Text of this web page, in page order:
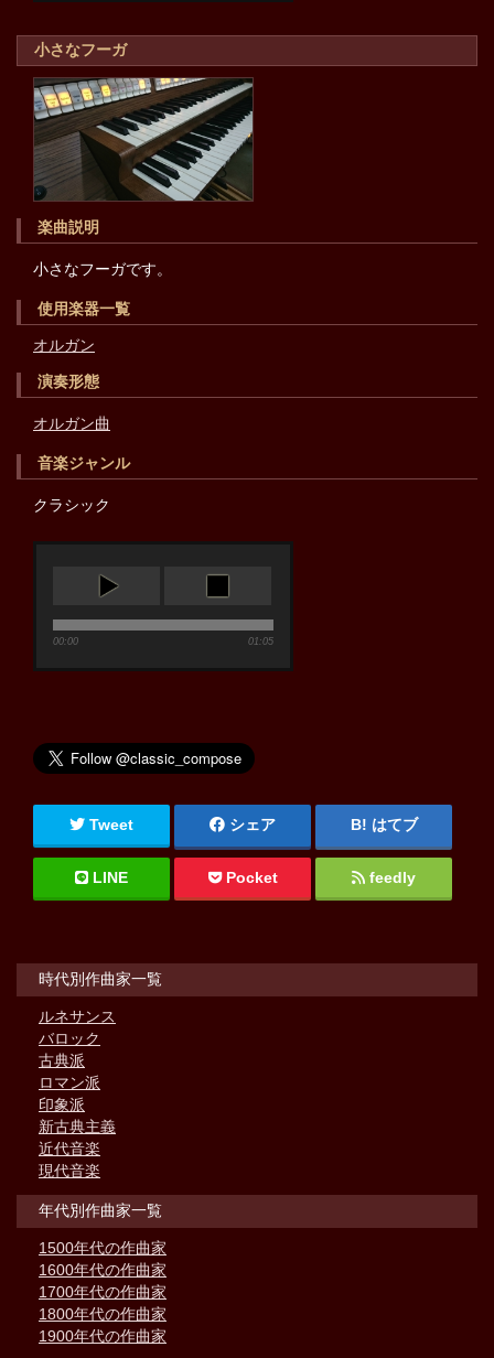
小さなフーガ
楽曲説明
小さなフーガです。
使用楽器一覧
オルガン
演奏形態
オルガン曲
音楽ジャンル
クラシック
00:00 01:05
Tweet シェア はてブ
LINE Pocket feedly
時代別作曲家一覧
ルネサンス
バロック
古典派
ロマン派
印象派
新古典主義
近代音楽
現代音楽
年代別作曲家一覧
1500年代の作曲家
1600年代の作曲家
1700年代の作曲家
1800年代の作曲家
1900年代の作曲家